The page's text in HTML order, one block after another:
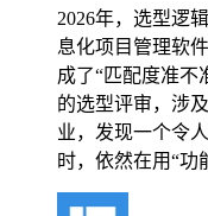
2026年，选型逻
息化项目管理软
成了“匹配度准不
的选型评审，涉
业，发现一个令
时，依然在用“